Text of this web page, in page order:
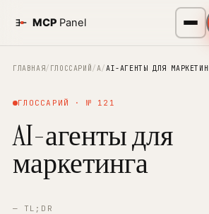
ГЛАВНАЯ/ ГЛОССАРИЙ/A/AI-АГЕНТЫ ДЛЯ
ГЛОССАРИЙ · № 121
AI-агенты для
маркетинга
— TL;DR